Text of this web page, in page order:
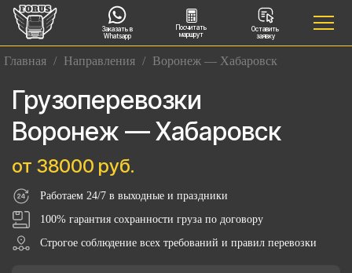
Заказать в
Whatsapp
Посчитать
маршрут
Оставить
заявку
Главная / Направления / Воронеж — Хабаровск
Грузоперевозки
Воронеж — Хабаровск
от 38000 руб.
Работаем 24/7 в выходные и праздники
100% гарантия сохранности груза по договору
Строгое соблюдение всех требований и правил перевозки